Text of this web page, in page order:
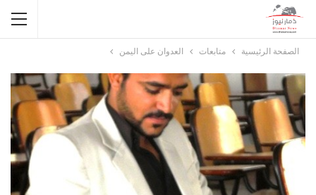
الصفحة الرئيسية متابعات العدوان على اليمن